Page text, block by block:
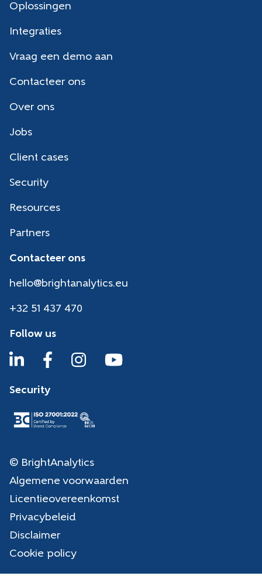
Oplossingen
Integraties
Vraag een demo aan
Contacteer ons
Over ons
Jobs
Client cases
Security
Resources
Partners
Contacteer ons
hello@brightanalytics.eu
+32 51 437 470
Follow us
Security
© BrightAnalytics
Algemene voorwaarden
Licentieovereenkomst
Privacybeleid
Disclaimer
Cookie policy